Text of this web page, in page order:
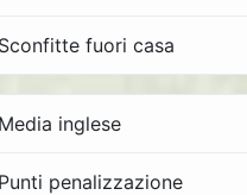
Sconfitte fuori casa
Media inglese
Punti penalizzazione